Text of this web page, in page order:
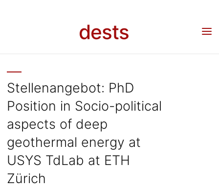
dests
Stellenangebot: PhD
Position in Socio-political
aspects of deep
geothermal energy at
USYS TdLab at ETH
Zürich